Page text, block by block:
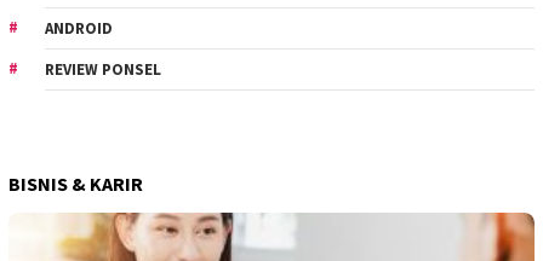
ANDROID
REVIEW PONSEL
BISNIS & KARIR